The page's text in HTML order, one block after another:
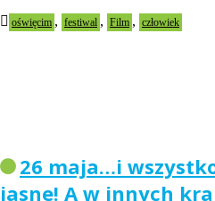
oświęcim , festiwal , Film , człowiek
26 maja…i
jasne! A w innych